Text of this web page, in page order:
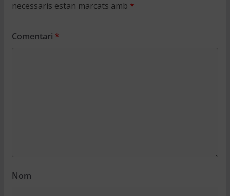
necessaris estan marcats amb *
Comentari *
Nom